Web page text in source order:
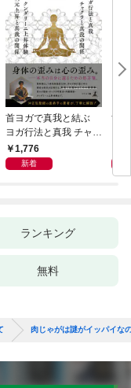
首ヨガで真我と結ぶ
ヨガ行法と真我 チャク
ラと真我の関係 クンダ
リーニ上昇体験 次元上
1,776
新着
す
ランキング
無料
肉じゃがは謎がイッパイな